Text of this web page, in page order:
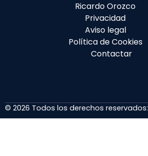
Ricardo Orozco
Privacidad
Aviso legal
Política de Cookies
Contactar
© 2026 Todos los derechos reservados: